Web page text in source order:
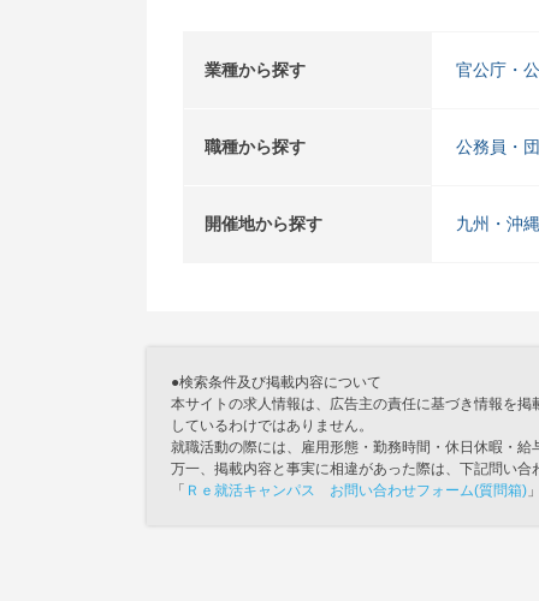
業種から探す 官公庁・
職種から探す 公務員・
開催地から探す 九州・沖縄
●検索条件及び掲載内容について
本サイトの求人情報は、広告主の責任に基づき情報を
しているわけではありません。
就職活動の際には、雇用形態・勤務時間・休日休暇・
万一、掲載内容と事実に相違があった際は、下記問い合
「 Ｒｅ就活キャンパス お問い合わせフォーム(質問箱) 」